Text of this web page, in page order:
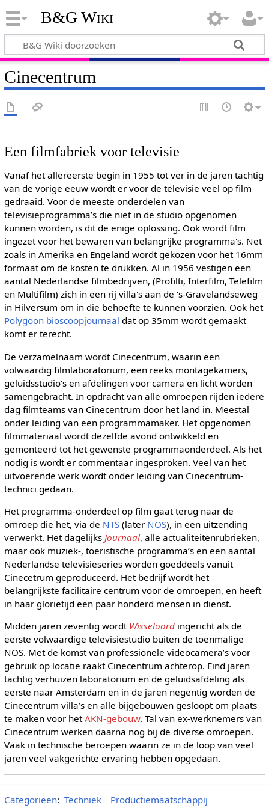
B&G Wiki
Cinecentrum
Een filmfabriek voor televisie
Vanaf het allereerste begin in 1955 tot ver in de jaren tachtig
van de vorige eeuw wordt er voor de televisie veel op film
gedraaid. Voor de meeste onderdelen van
televisieprogramma’s die niet in de studio opgenomen
kunnen worden, is dit de enige oplossing. Ook wordt film
ingezet voor het bewaren van belangrijke programma's. Net
zoals in Amerika en Engeland wordt gekozen voor het 16mm
formaat om de kosten te drukken. Al in 1956 vestigen een
aantal Nederlandse filmbedrijven, (Profilti, Interfilm, Telefilm
en Multifilm) zich in een rij villa's aan de ‘s-Gravelandseweg
in Hilversum om in die behoefte te kunnen voorzien. Ook het
Polygoon bioscoopjournaal dat op 35mm wordt gemaakt
komt er terecht.
De verzamelnaam wordt Cinecentrum, waarin een
volwaardig filmlaboratorium, een reeks montagekamers,
geluidsstudio’s en afdelingen voor camera en licht worden
samengebracht. In opdracht van alle omroepen rijden iedere
dag filmteams van Cinecentrum door het land in. Meestal
onder leiding van een programmamaker. Het opgenomen
filmmateriaal wordt dezelfde avond ontwikkeld en
gemonteerd tot het gewenste programmaonderdeel. Als het
nodig is wordt er commentaar ingesproken. Veel van het
uitvoerende werk wordt onder leiding van Cinecentrum-
technici gedaan.
Het programma-onderdeel op film gaat terug naar de
omroep die het, via de NTS(later NOS), in een uitzending
verwerkt. Het dagelijks Journaal, alle actualiteitenrubrieken,
maar ook muziek-, toeristische programma’s en een aantal
Nederlandse televisieseries worden goeddeels vanuit
Cinecetrum geproduceerd. Het bedrijf wordt het
belangrijkste facilitaire centrum voor de omroepen, en heeft
in haar glorietijd een paar honderd mensen in dienst.
Midden jaren zeventig wordt Wisseloordingericht als de
eerste volwaardige televisiestudio buiten de toenmalige
NOS. Met de komst van professionele videocamera’s voor
gebruik op locatie raakt Cinecentrum achterop. Eind jaren
tachtig verhuizen laboratorium en de geluidsafdeling als
eerste naar Amsterdam en in de jaren negentig worden de
Cinecentrum villa’s en alle bijgebouwen gesloopt om plaats
te maken voor hetAKN-gebouw. Tal van ex-werknemers van
Cinecentrum werken daarna nog bij de diverse omroepen.
Vaak in technische beroepen waarin ze in de loop van veel
jaren veel vakgerichte ervaring hebben opgedaan.
Categorieën: Techniek Productiemaatschappij